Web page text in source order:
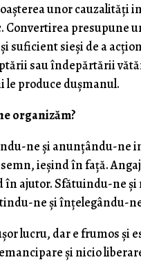
unor cauzalităţi
Convertirea presupune
suficient sieşi de a
sau îndepărtării
le produce duşmanul.
organizăm?
ne şi anunţându-ne
ieşind în faţă.
în ajutor. Sfătuindu-ne şi
ne şi înţelegându-
lucru, dar e frumos şi
şi nicio